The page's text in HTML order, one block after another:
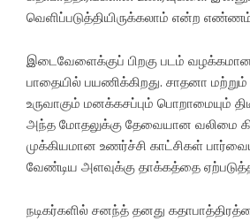
வெளிப்படுத்தியிருக்கலாம் என்ற எண்ணம்
இடைவேளைக்குப் பிறகு படம்
பாதையில் பயணிக்கிறது. சாதனா
உருவாகும் மனக்கசப்பும் பொறாமையும்
அந்த மோதலுக்கு தேவையான வலிமை
முக்கியமான உணர்ச்சி காட்சிகள்
வேண்டிய அளவுக்கு தாக்கத்தை
நடிகர்களில் சனந்த் தனது